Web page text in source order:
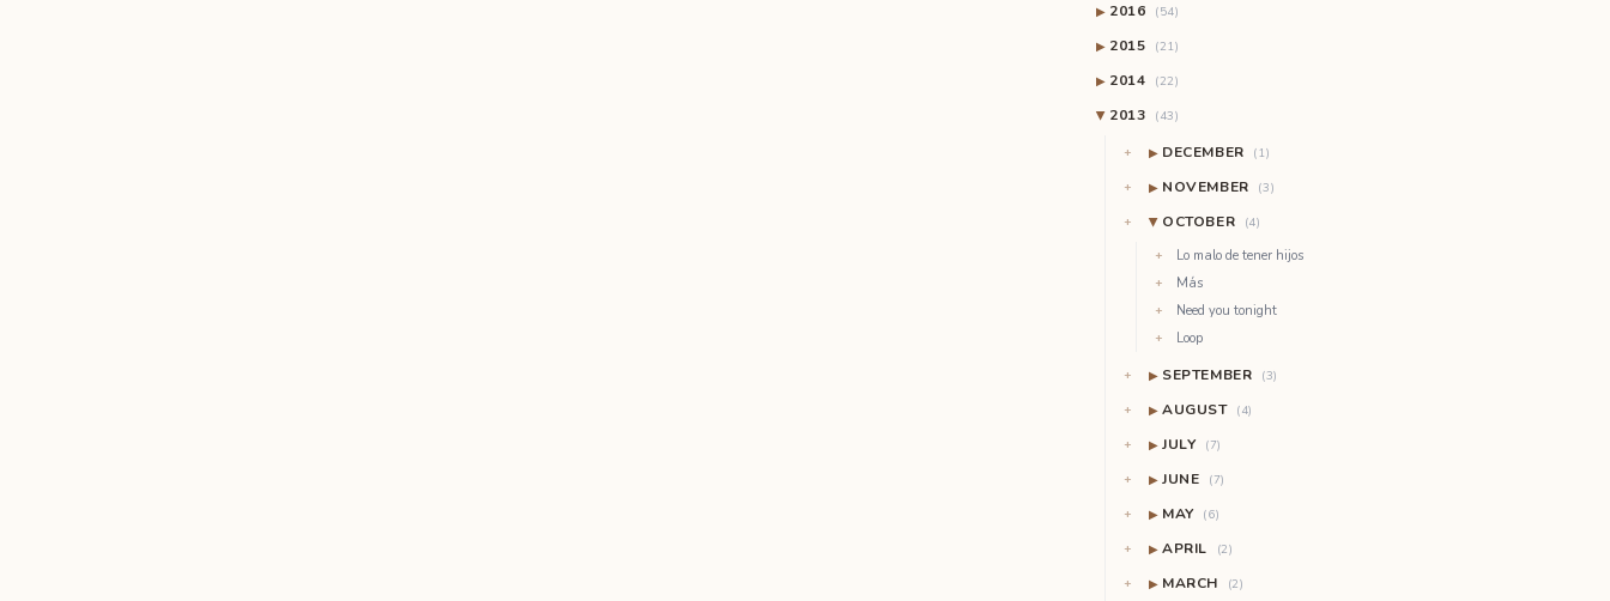
▶ 2016 (54)
▶ 2015 (21)
▶ 2014 (22)
▶ 2013 (43)
▶ DECEMBER (1)
▶ NOVEMBER (3)
▶ OCTOBER (4)
Lo malo de tener hijos
Más
Need you tonight
Loop
▶ SEPTEMBER (3)
▶ AUGUST (4)
▶ JULY (7)
▶ JUNE (7)
▶ MAY (6)
▶ APRIL (2)
▶ MARCH (2)